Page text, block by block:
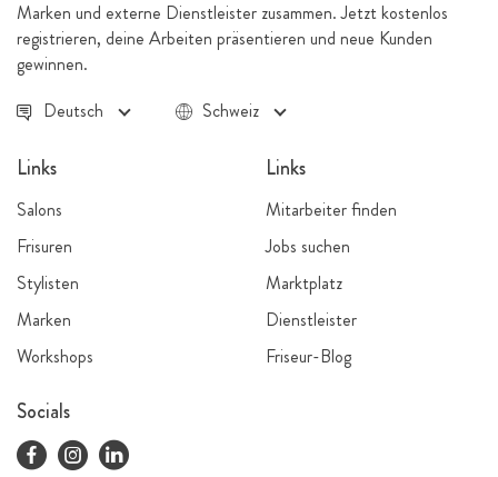
Marken und externe Dienstleister zusammen. Jetzt kostenlos
registrieren, deine Arbeiten präsentieren und neue Kunden
gewinnen.
Deutsch
Schweiz
Links
Salons
Frisuren
Stylisten
Marken
Workshops
Links
Mitarbeiter finden
Jobs suchen
Marktplatz
Dienstleister
Friseur-Blog
Socials